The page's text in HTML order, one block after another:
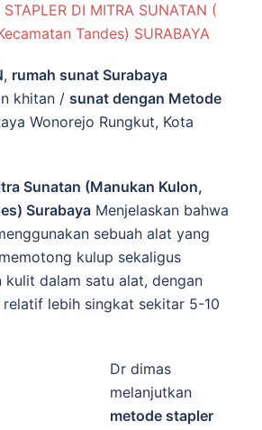
DI MITRA SUNATAN (
Tandes) SURABAYA
, rumah sunat Surabaya
khitan / sunat dengan Metode
Wonorejo Rungkut, Kota
Sunatan (Manukan Kulon,
Surabaya Menjelaskan bahwa
sebuah alat yang
kulup sekaligus
kulit dalam satu alat, dengan
lebih singkat sekitar 5-10
Dr dimas
melanjutkan
metode stapler